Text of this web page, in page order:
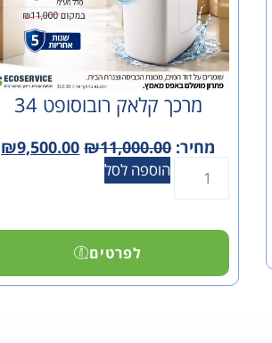
מרכך קלאק רובוסופט 34
מחיר: ₪11,000.00
₪9,500.00
הוספה לסל
לפרטים